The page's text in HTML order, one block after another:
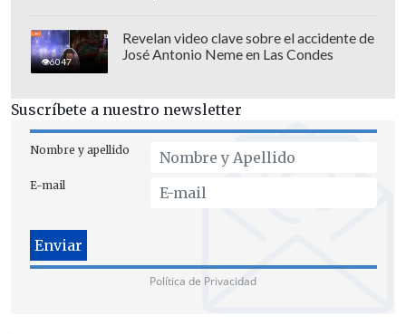
6047
Revelan video clave sobre el accidente de
José Antonio Neme en Las Condes
Suscríbete a nuestro newsletter
Nombre y apellido
E-mail
Política de Privacidad